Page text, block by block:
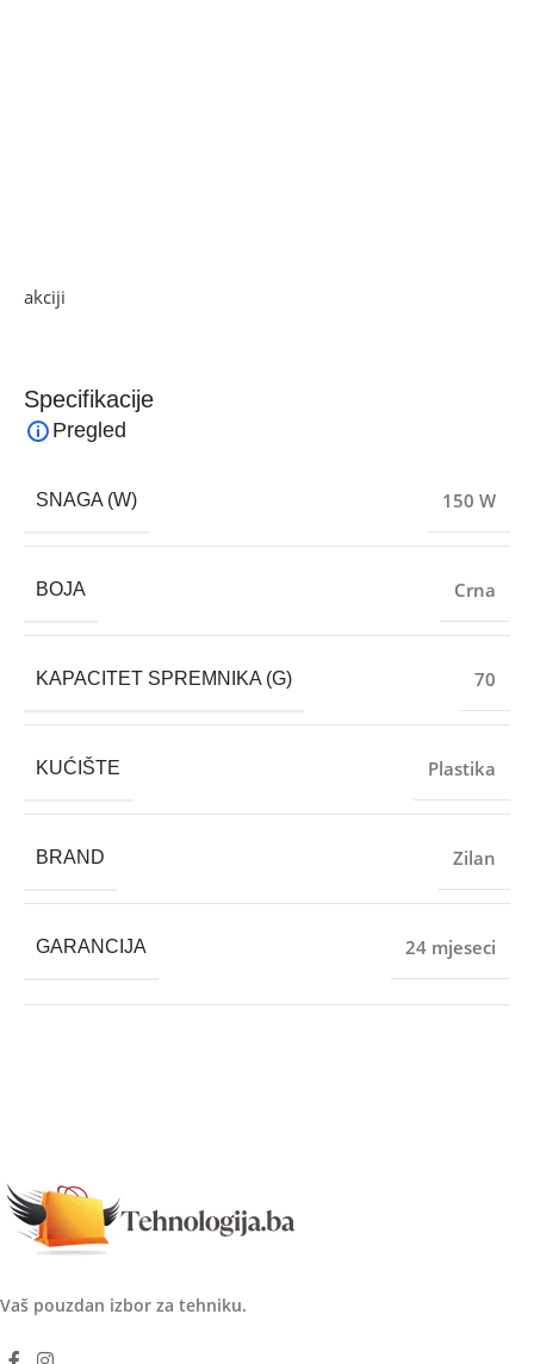
akciji
Specifikacije
Pregled
SNAGA (W) 150 W
BOJA Crna
KAPACITET SPREMNIKA (G) 70
KUĆIŠTE Plastika
BRAND Zilan
GARANCIJA 24 mjeseci
Vaš pouzdan izbor za tehniku.